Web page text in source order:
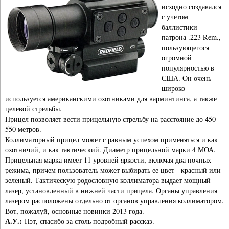
исходно создавался
с учетом
баллистики
патрона .223 Rem.,
пользующегося
огромной
популярностью в
США. Он очень
широко
используется американскими охотниками для варминтинга, а также
целевой стрельбы.
Прицел позволяет вести прицельную стрельбу на расстояние до 450-
550 метров.
Коллиматорный прицел может с равным успехом применяться и как
охотничий, и как тактический. Диаметр прицельной марки 4 МОА.
Прицельная марка имеет 11 уровней яркости, включая два ночных
режима, причем пользователь может выбирать ее цвет - красный или
зеленый. Тактическую родословную коллиматора выдает мощный
лазер, установленный в нижней части прицела. Органы управления
лазером расположены отдельно от органов управления коллиматором.
Вот, пожалуй, основные новинки 2013 года.
А.У.: Пэт, спасибо за столь подробный рассказ.